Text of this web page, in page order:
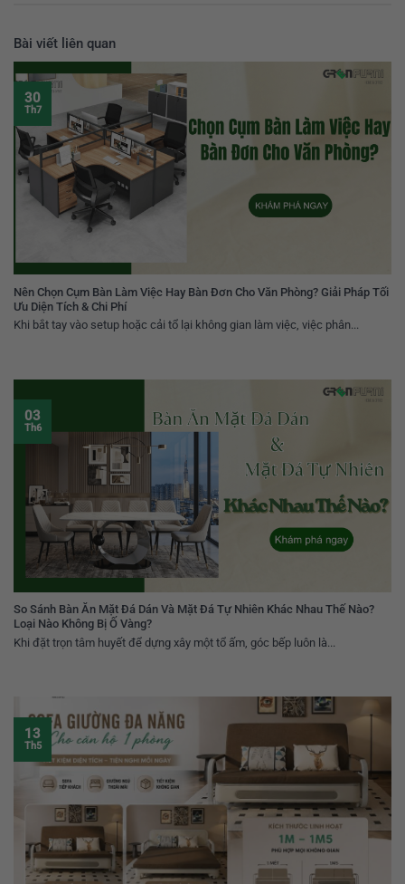
Bài viết liên quan
Nên Chọn Cụm Bàn Làm Việc Hay Bàn Đơn Cho Văn Phòng? Giải Pháp Tối
Ưu Diện Tích & Chi Phí
Khi bắt tay vào setup hoặc cải tổ lại không gian làm việc, việc phân...
30
Th7
So Sánh Bàn Ăn Mặt Đá Dán Và Mặt Đá Tự Nhiên Khác Nhau Thế Nào?
Loại Nào Không Bị Ố Vàng?
Khi đặt trọn tâm huyết để dựng xây một tổ ấm, góc bếp luôn là...
03
Th6
13
Th5